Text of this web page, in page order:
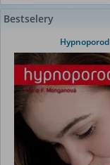
Bestselery
Hypnoporod